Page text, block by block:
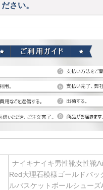
さい。
ナイキナイキ男性靴女性靴
Red大理石模様ゴールドバッ
ルバスケットボールシューズ